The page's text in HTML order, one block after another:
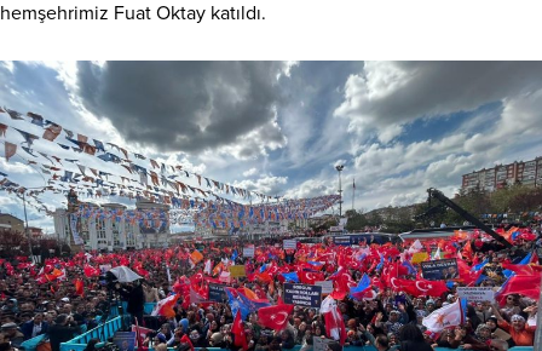
hemşehrimiz Fuat Oktay katıldı.